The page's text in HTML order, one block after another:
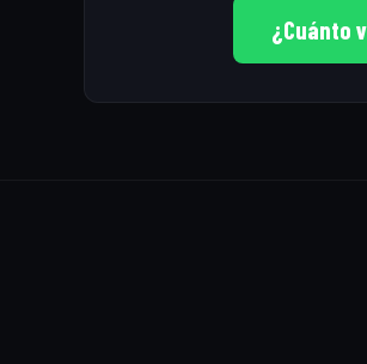
¿Cuánto